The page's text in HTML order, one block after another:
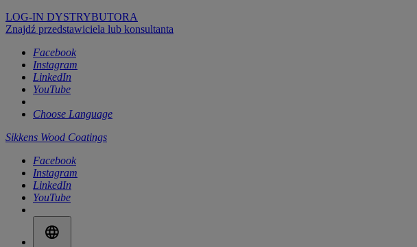
LOG-IN DYSTRYBUTORA
Znajdź przedstawiciela lub konsultanta
Facebook
Instagram
LinkedIn
YouTube
Choose Language
Sikkens Wood Coatings
Facebook
Instagram
LinkedIn
YouTube